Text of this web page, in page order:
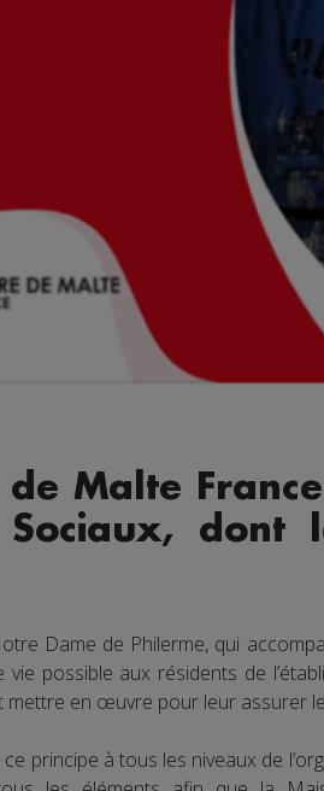
de Malte
Sociaux,
Dame de Philerme, qui
vie possible aux résidents de
mettre en œuvre pour leur assurer
principe à tous les niveaux de